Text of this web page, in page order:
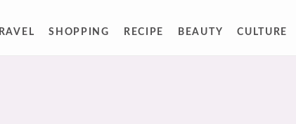
SHOPPING RECIPE BEAUTY CULTURE